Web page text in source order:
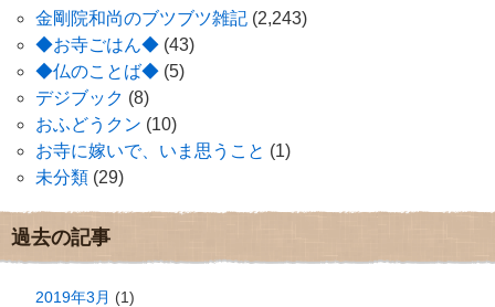
金剛院和尚のブツブツ雑記 (2,243)
◆お寺ごはん◆ (43)
◆仏のことば◆ (5)
デジブック (8)
おふどうクン (10)
お寺に嫁いで、いま思うこと (1)
未分類 (29)
過去の記事
2019年3月 (1)